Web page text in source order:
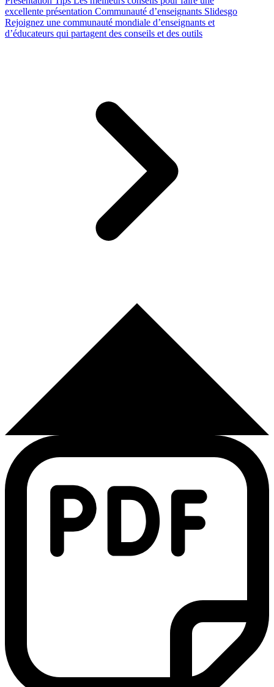
excellente présentation Communauté d’enseignants Slidesgo
Rejoignez une communauté mondiale d’enseignants et
d’éducateurs qui partagent des conseils et des outils